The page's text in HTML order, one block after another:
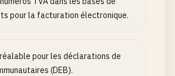
pour la facturation électronique.
pour les déclarations de
(DEB).